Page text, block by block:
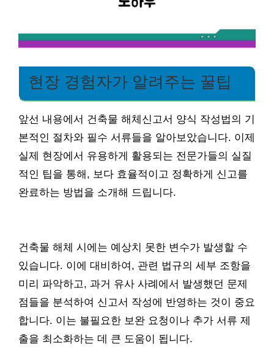
현장 경험자가 알려주는 꿀팁
앞선 내용에서 건축물 해체신고서 양식 작성법의 기
본적인 절차와 필수 서류들을 알아보았습니다. 이제
실제 현장에서 유용하게 활용되는 전문가들의 실질
적인 팁을 통해, 보다 효율적이고 정확하게 신고를
완료하는 방법을 소개해 드립니다.
건축물 해체 시에는 예상치 못한 변수가 발생할 수
있습니다. 이에 대비하여, 관련 법규의 세부 조항을
미리 파악하고, 과거 유사 사례에서 발생했던 문제
점들을 분석하여 신고서 작성에 반영하는 것이 중요
합니다. 이는 불필요한 보완 요청이나 추가 서류 제
출을 최소화하는 데 큰 도움이 됩니다.